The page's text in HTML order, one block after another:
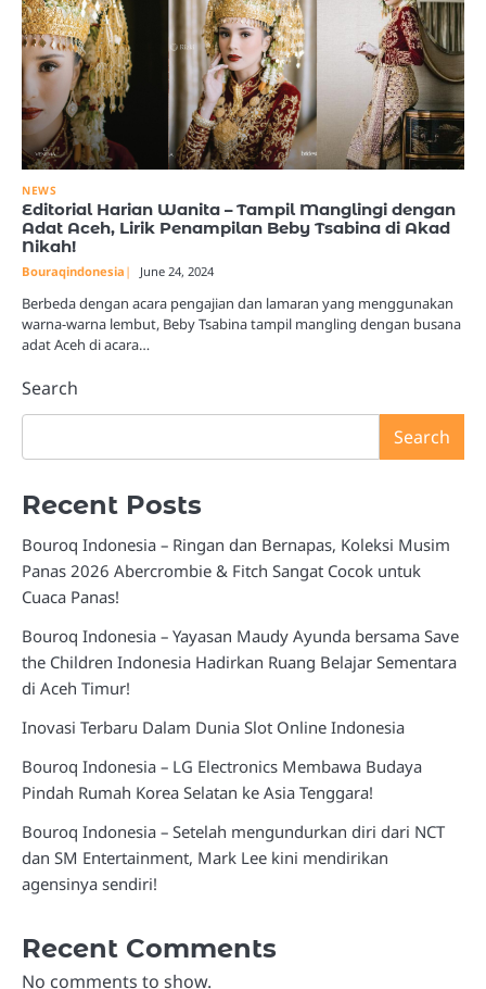
NEWS
Editorial Harian Wanita – Tampil Manglingi dengan
Adat Aceh, Lirik Penampilan Beby Tsabina di Akad
Nikah!
Bouraqindonesia June 24, 2024
Berbeda dengan acara pengajian dan lamaran yang menggunakan
warna-warna lembut, Beby Tsabina tampil mangling dengan busana
adat Aceh di acara…
Search
Search
Recent Posts
Bouroq Indonesia – Ringan dan Bernapas, Koleksi Musim
Panas 2026 Abercrombie & Fitch Sangat Cocok untuk
Cuaca Panas!
Bouroq Indonesia – Yayasan Maudy Ayunda bersama Save
the Children Indonesia Hadirkan Ruang Belajar Sementara
di Aceh Timur!
Inovasi Terbaru Dalam Dunia Slot Online Indonesia
Bouroq Indonesia – LG Electronics Membawa Budaya
Pindah Rumah Korea Selatan ke Asia Tenggara!
Bouroq Indonesia – Setelah mengundurkan diri dari NCT
dan SM Entertainment, Mark Lee kini mendirikan
agensinya sendiri!
Recent Comments
No comments to show.